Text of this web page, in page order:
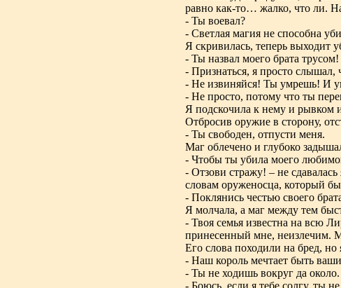
равно как-то… жалко, что ли.
- Ты воевал?
- Светлая магия не способна
Я скривилась, теперь выходит
- Ты назвал моего брата трусом!
- Признаться, я просто слышал,
- Не извиняйся! Ты умрешь! И
- Не просто, потому что ты
Я подскочила к нему и рывком
Отбросив оружие в сторону,
- Ты свободен, отпусти меня.
Маг облечено и глубоко
- Чтобы ты убила моего
- Отзови стражу! – не
словам оруженосца, который
- Поклянись честью своего
Я молчала, а маг между тем
- Твоя семья известна на всю
принесенный мне, неизлечим.
Его слова походили на бред,
- Наш король мечтает быть
- Ты не ходишь вокруг да около.
- Боюсь, если я тебе солгу, ты